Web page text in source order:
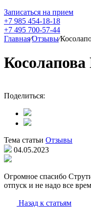
Записаться на прием
+7 985 454-18-18
+7 495 700-57-44
Главная⁄Отзывы⁄
Косолапова
Поделиться:
Тема статьи Отзывы
04.05.2023
Огромное спасибо
отпуск и не надо все
Назад к статьям